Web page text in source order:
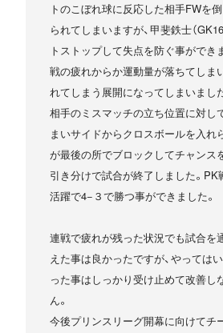
トのこぼれ球に反応した相手FWを
られてしまいますが、甲斐鉄士（
トストップして失点を防ぐ事ができ
戦の疲れからか運動量が落ちてしま
れてしまう展開になってしまいまし
相手のミスマッチの立ち位置に対し
まいサイドからクロスボールを入れ
が最後の所でブロックしてチャンス
引き分けで試合が終了しました。
活躍で4−３で勝つ事ができました。
連戦で疲れが残った状況でも試合を
えた事は良かったですが、やっては
った事はしっかり受け止めて改善し
ん。
今後プリンスリーグ開幕に向けてチ